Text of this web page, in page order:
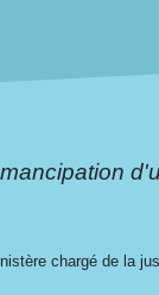
chargé de la